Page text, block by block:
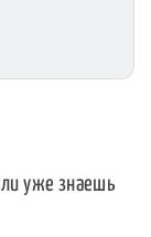
уже знаешь